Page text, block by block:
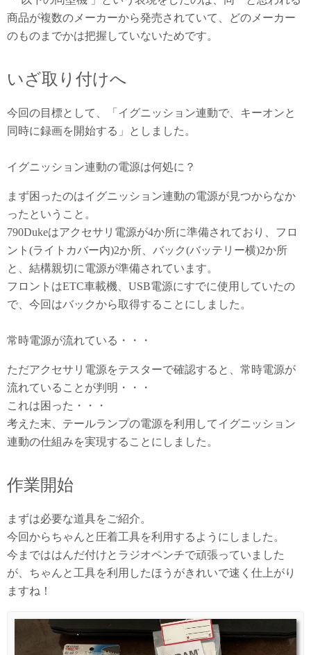
商品が複数のメーカーから発売されていて、どのメーカー
のものまでかは把握していないためです。
いざ取り付けへ
今回の目標として、「イグニッション連動で、キーオンと
同時に録画を開始する」としました。
イグニッション連動の電源は何処に？
まず困ったのはイグニッション連動の電源が見つからなか
ったということ。
790Dukeはアクセサリ電源が4か所に準備されており、フロ
ント(ライトカバー内)2か所、バック(バッテリー横)2か所
と、結構親切に電源が準備されています。
フロントはETC車載機、USB電源にすでに使用していたの
で、今回はバックから取得することにしました。
常時電源が流れている・・・
ただアクセサリ電源をテスターで確認すると、常時電源が
流れていることが判明・・・
これは困った・・・
考えた末、テールランプの電源を利用してイグニッション
連動の仕組みを実現することにしました。
作業開始
まずは必要な道具をご紹介。
今回からちゃんと圧着工具を利用するようにしました。
今までははんだ付けとラジオペンチで頑張っていました
が、ちゃんと工具を利用したほうがきれいで速く仕上がり
ますね！